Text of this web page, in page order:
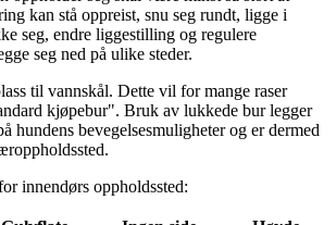
kan stå oppreist, snu seg rundt, ligge i
seg, endre liggestilling og regulere
seg ned på ulike steder.
til vannskål. Dette vil for mange raser
kjøpebur". Bruk av lukkede bur legger
hundens bevegelsesmuligheter og er dermed
innendørs oppholdssted: